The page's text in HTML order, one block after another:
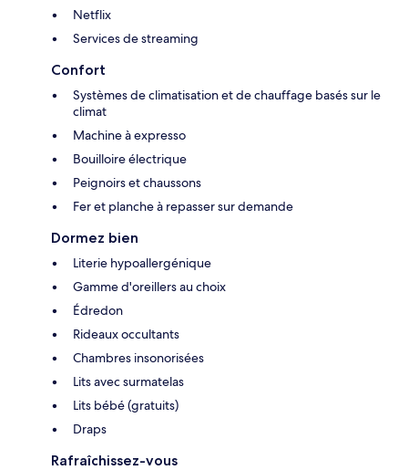
Netflix
Services de streaming
Confort
Systèmes de climatisation et de chauffage basés sur le
climat
Machine à expresso
Bouilloire électrique
Peignoirs et chaussons
Fer et planche à repasser sur demande
Dormez bien
Literie hypoallergénique
Gamme d'oreillers au choix
Édredon
Rideaux occultants
Chambres insonorisées
Lits avec surmatelas
Lits bébé (gratuits)
Draps
Rafraîchissez-vous